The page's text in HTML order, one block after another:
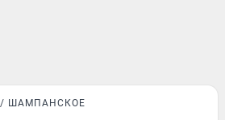
ШАМПАНСКОЕ